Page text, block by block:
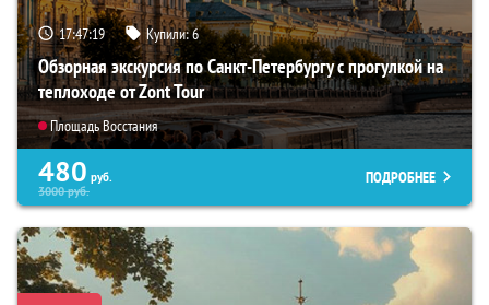
17:47:18 Купили:6
Обзорная экскурсия по Санкт-Петербургу с прогулкой на
теплоходе от Zont Tour
Площадь Восстания
480 руб.
3000руб.
ПОДРОБНЕЕ